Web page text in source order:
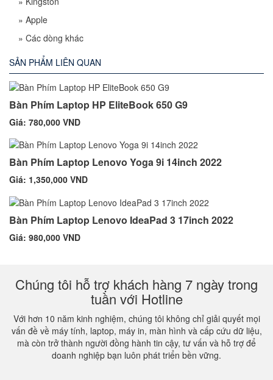
» Apple
» Các dòng khác
SẢN PHẨM LIÊN QUAN
Bàn Phím Laptop HP EliteBook 650 G9
Giá: 780,000 VND
Bàn Phím Laptop Lenovo Yoga 9i 14inch 2022
Giá: 1,350,000 VND
Bàn Phím Laptop Lenovo IdeaPad 3 17inch 2022
Giá: 980,000 VND
Chúng tôi hỗ trợ khách hàng 7 ngày trong
tuần với Hotline
Với hơn 10 năm kinh nghiệm, chúng tôi không chỉ giải quyết mọi
vấn đề về máy tính, laptop, máy in, màn hình và cấp cứu dữ liệu,
mà còn trở thành người đồng hành tin cậy, tư vấn và hỗ trợ để
doanh nghiệp bạn luôn phát triển bền vững.